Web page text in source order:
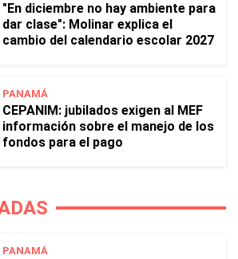
"En diciembre no hay ambiente para
dar clase": Molinar explica el
cambio del calendario escolar 2027
PANAMÁ
CEPANIM: jubilados exigen al MEF
información sobre el manejo de los
fondos para el pago
PANAMÁ